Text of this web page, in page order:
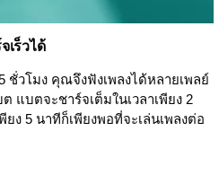
เร็วได้
ชั่วโมง คุณจึงฟังเพลงได้หลายเพลย์
แบตจะชาร์จเต็มในเวลาเพียง 2
ง 5 นาทีก็เพียงพอที่จะเล่นเพลงต่อ